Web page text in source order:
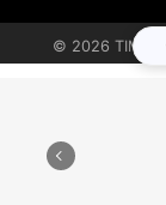
© 2026 TIMES